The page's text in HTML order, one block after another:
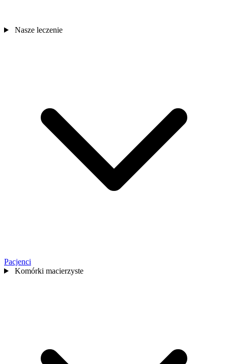
Nasze leczenie
Pacjenci
Komórki macierzyste